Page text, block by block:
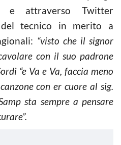
e attraverso Twitter
tecnico in merito a
“visto che il signor
con il suo padrone
“e Va e Va, faccia meno
con er cuore al sig.
sta sempre a pensare